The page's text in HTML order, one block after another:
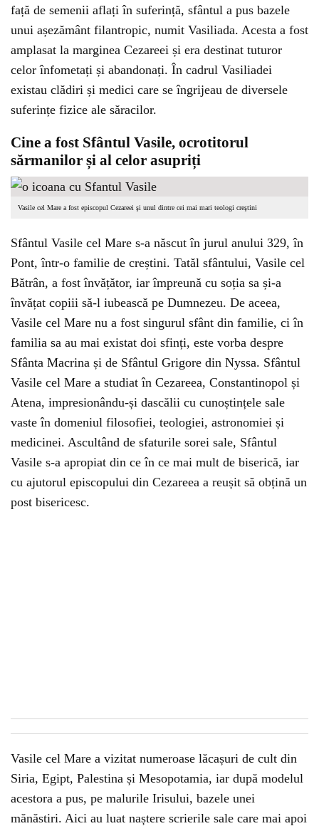
față de semenii aflați în suferință, sfântul a pus bazele
unui așezământ filantropic, numit Vasiliada. Acesta a fost
amplasat la marginea Cezareei și era destinat tuturor
celor înfometați și abandonați. În cadrul Vasiliadei
existau clădiri și medici care se îngrijeau de diversele
suferințe fizice ale săracilor.
Cine a fost Sfântul Vasile, ocrotitorul
sărmanilor și al celor asupriți
Vasile cel Mare a fost episcopul Cezareei şi unul dintre cei mai mari teologi creştini
Sfântul Vasile cel Mare s-a născut în jurul anului 329, în
Pont, într-o familie de creștini. Tatăl sfântului, Vasile cel
Bătrân, a fost învățător, iar împreună cu soția sa și-a
învățat copiii să-l iubească pe Dumnezeu. De aceea,
Vasile cel Mare nu a fost singurul sfânt din familie, ci în
familia sa au mai existat doi sfinți, este vorba despre
Sfânta Macrina și de Sfântul Grigore din Nyssa. Sfântul
Vasile cel Mare a studiat în Cezareea, Constantinopol și
Atena, impresionându-și dascălii cu cunoștințele sale
vaste în domeniul filosofiei, teologiei, astronomiei și
medicinei. Ascultând de sfaturile sorei sale, Sfântul
Vasile s-a apropiat din ce în ce mai mult de biserică, iar
cu ajutorul episcopului din Cezareea a reușit să obțină un
post bisericesc.
Vasile cel Mare a vizitat numeroase lăcașuri de cult din
Siria, Egipt, Palestina și Mesopotamia, iar după modelul
acestora a pus, pe malurile Irisului, bazele unei
mănăstiri. Aici au luat naștere scrierile sale care mai apoi